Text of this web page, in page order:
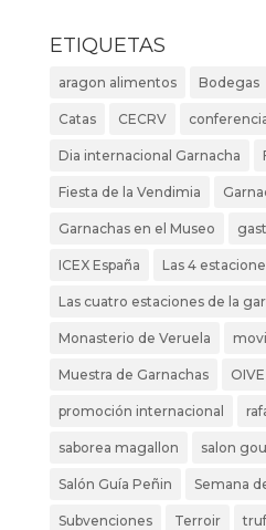
ETIQUETAS
aragon alimentos Bodegas
Catas CECRV
Dia internacional Garnacha
Fiesta de la Vendimia
Garnachas en el Museo
ICEX España Las 4
Las cuatro estaciones de la
Monasterio de Veruela
Muestra de Garnachas OIVE
promoción internacional
saborea magallon salon
Salón Guía Peñin Semana
Subvenciones Terroir